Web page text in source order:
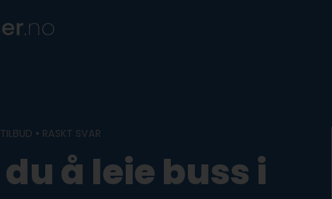
• RASKT SVAR
å leie buss i